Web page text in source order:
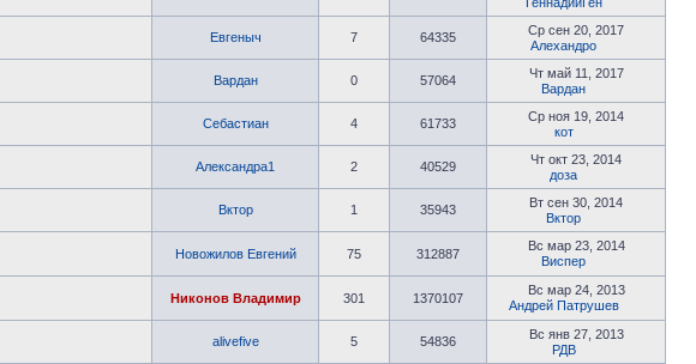
Евгеныч 7 64335
Ср сен 20, 2017
Алехандро
Вардан 0 57064
Чт май 11, 2017
Вардан
Себастиан 4 61733
Ср ноя 19, 2014
кот
Александра1 2 40529
Чт окт 23, 2014
доза
Вктор 1 35943
Вт сен 30, 2014
Вктор
Новожилов Евгений 75 312887
Вс мар 23, 2014
Виспер
Никонов Владимир 301 1370107
Вс мар 24, 2013
Андрей Патрушев
alivefive 5 54836
Вс янв 27, 2013
РДВ